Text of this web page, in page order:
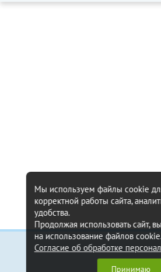
Мы используем файлы cookie
корректной работы сайта,
удобства.
Продолжая использовать сайт,
на использование файлов
Согласие об обработке
Принимаю